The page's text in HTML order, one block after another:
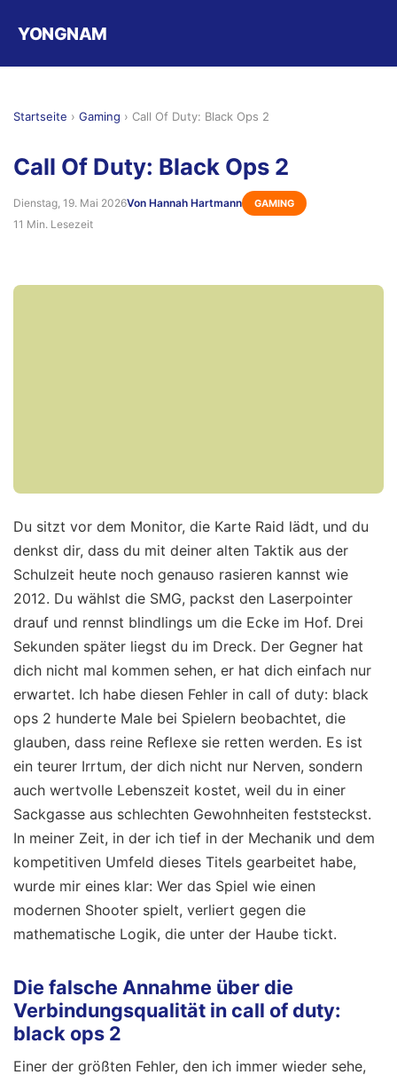
YONGNAM
Startseite › Gaming › Call Of Duty: Black Ops 2
Call Of Duty: Black Ops 2
Dienstag, 19. Mai 2026Von Hannah Hartmann GAMING
11 Min. Lesezeit
Du sitzt vor dem Monitor, die Karte Raid lädt, und du
denkst dir, dass du mit deiner alten Taktik aus der
Schulzeit heute noch genauso rasieren kannst wie
2012. Du wählst die SMG, packst den Laserpointer
drauf und rennst blindlings um die Ecke im Hof. Drei
Sekunden später liegst du im Dreck. Der Gegner hat
dich nicht mal kommen sehen, er hat dich einfach nur
erwartet. Ich habe diesen Fehler in call of duty: black
ops 2 hunderte Male bei Spielern beobachtet, die
glauben, dass reine Reflexe sie retten werden. Es ist
ein teurer Irrtum, der dich nicht nur Nerven, sondern
auch wertvolle Lebenszeit kostet, weil du in einer
Sackgasse aus schlechten Gewohnheiten feststeckst.
In meiner Zeit, in der ich tief in der Mechanik und dem
kompetitiven Umfeld dieses Titels gearbeitet habe,
wurde mir eines klar: Wer das Spiel wie einen
modernen Shooter spielt, verliert gegen die
mathematische Logik, die unter der Haube tickt.
Die falsche Annahme über die
Verbindungsqualität in call of duty:
black ops 2
Einer der größten Fehler, den ich immer wieder sehe,